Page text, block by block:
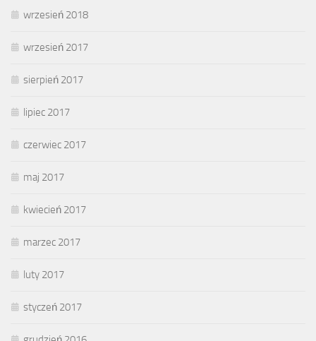
wrzesień 2018
wrzesień 2017
sierpień 2017
lipiec 2017
czerwiec 2017
maj 2017
kwiecień 2017
marzec 2017
luty 2017
styczeń 2017